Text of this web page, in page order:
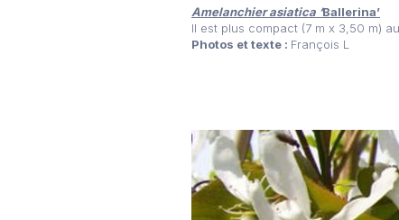
Amelanchier asiatica ‘Ballerina’
Il est plus compact (7 m x 3,50 m)
Photos et texte : François L